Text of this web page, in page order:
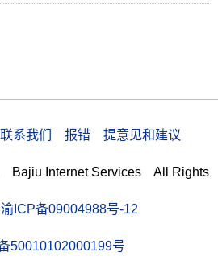
联系我们 报错 提意见和建议
Bajiu Internet Services All Rights
渝ICP备09004988号-12
50010102000199号